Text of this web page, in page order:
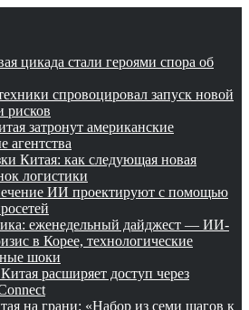
цикада стали героями спора об
спровоцировал запуск новой
рисков
затронут американские
агентства
Китая: как следующая новая
логистики
ИИ проектируют с помощью
еженедельный дайджест — ИИ-
в Корее, технологические
шоки
расширяет доступ через
на грани: «Набор из семи шагов к